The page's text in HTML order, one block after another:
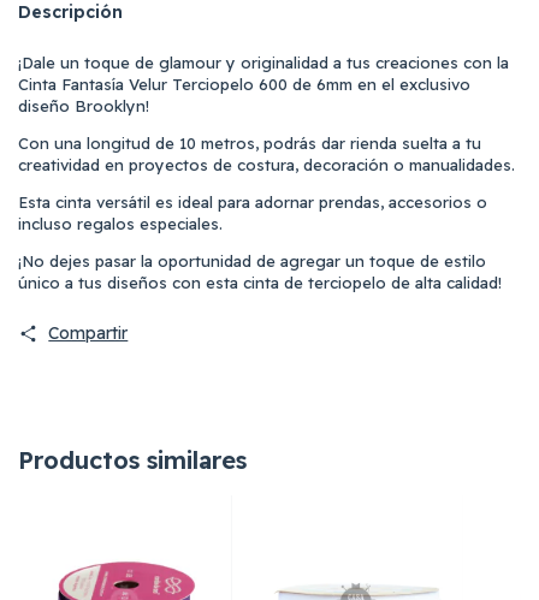
Descripción
¡Dale un toque de glamour y originalidad a tus creaciones con la
Cinta Fantasía Velur Terciopelo 600 de 6mm en el exclusivo
diseño Brooklyn!
Con una longitud de 10 metros, podrás dar rienda suelta a tu
creatividad en proyectos de costura, decoración o manualidades.
Esta cinta versátil es ideal para adornar prendas, accesorios o
incluso regalos especiales.
¡No dejes pasar la oportunidad de agregar un toque de estilo
único a tus diseños con esta cinta de terciopelo de alta calidad!
Compartir
Productos similares